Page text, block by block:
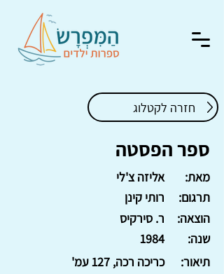
חזרה לקטלוג
ספר הפסטה
אליזה צ'לי
מאת:
רותי קינן
תרגום:
ר. סירקיס
הוצאה:
1984
שנה:
כריכה רכה, 127 עמ'
תיאור: